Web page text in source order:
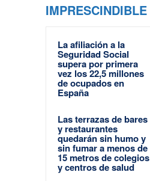
IMPRESCINDIBLE
La afiliación a la
Seguridad Social
supera por primera
vez los 22,5 millones
de ocupados en
España
Las terrazas de bares
y restaurantes
quedarán sin humo y
sin fumar a menos de
15 metros de colegios
y centros de salud